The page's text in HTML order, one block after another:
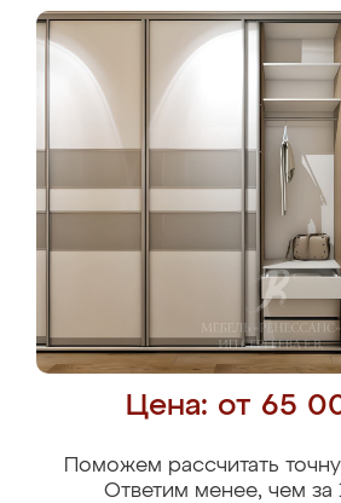
Цена: от 65
Поможем рассчитать
Ответим менее, чем за